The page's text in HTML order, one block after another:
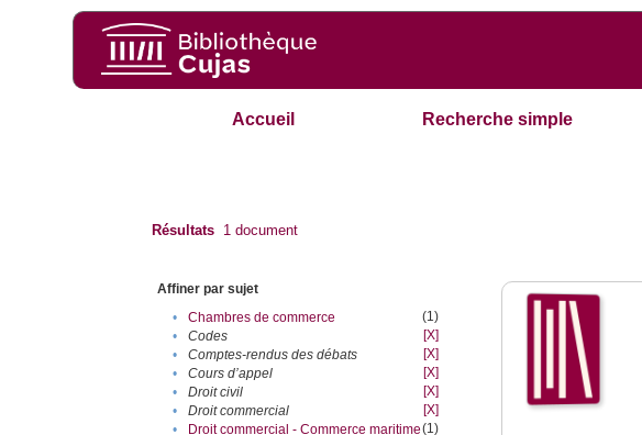
Accueil Recherche simple
Résultats 1 document
Affiner par sujet
•
Chambres de commerce
(1)
•
Codes
[X]
•
Comptes-rendus des débats
[X]
•
Cours d’appel
[X]
•
Droit civil
[X]
•
Droit commercial
[X]
•
Droit commercial - Commerce maritime(1)